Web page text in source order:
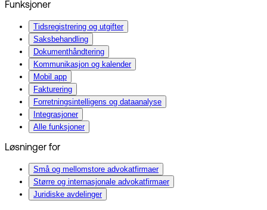
Funksjoner
Tidsregistrering og utgifter
Saksbehandling
Dokumenthåndtering
Kommunikasjon og kalender
Mobil app
Fakturering
Forretningsintelligens og dataanalyse
Integrasjoner
Alle funksjoner
Løsninger for
Små og mellomstore advokatfirmaer
Større og internasjonale advokatfirmaer
Juridiske avdelinger